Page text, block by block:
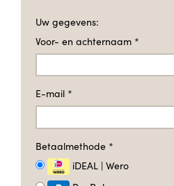
Uw gegevens:
Voor- en achternaam *
E-mail *
Betaalmethode *
iDEAL | Wero